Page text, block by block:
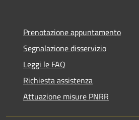
Prenotazione appuntamento
Segnalazione disservizio
Leggi le FAQ
Richiesta assistenza
Attuazione misure PNRR